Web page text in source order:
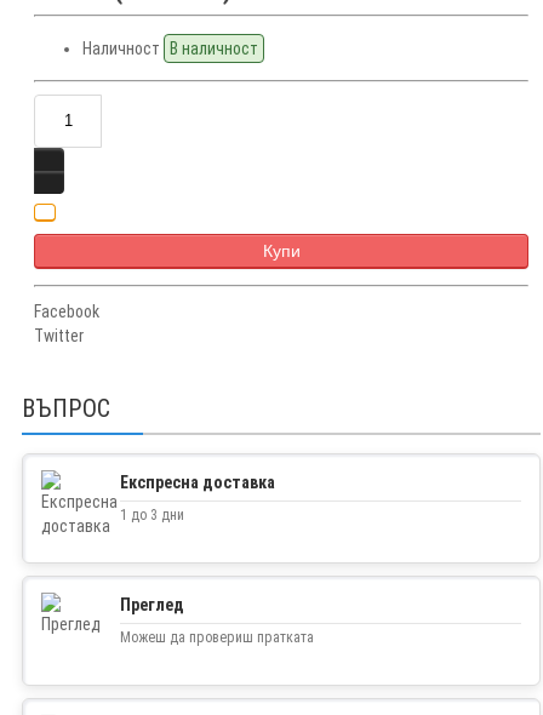
Наличност В наличност
Купи
Facebook
Twitter
ВЪПРОС
Експресна доставка
1 до 3 дни
Преглед
Можеш да провериш пратката